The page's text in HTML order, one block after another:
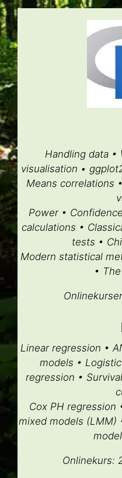
Handling data •
visualisation •
Means correlations
Power •
calculations •
tests •
Modern statistical
•
Linear regression •
models •
regression •
Cox PH regression
mixed models (LMM)
Onlinekurs: